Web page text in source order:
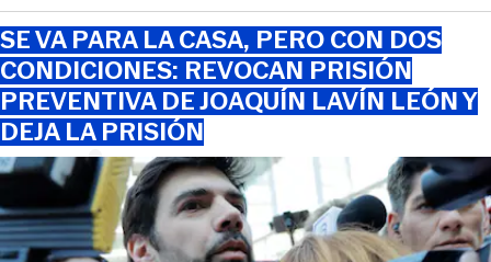
SE VA PARA LA CASA, PERO CON DOS
CONDICIONES: REVOCAN PRISIÓN
PREVENTIVA DE JOAQUÍN LAVÍN LEÓN Y
DEJA LA PRISIÓN